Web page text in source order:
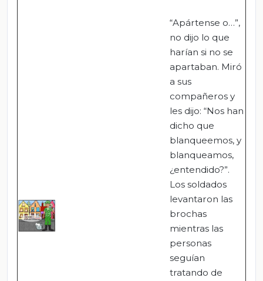
“Apártense o…”,
no dijo lo que
harían si no se
apartaban. Miró
a sus
compañeros y
les dijo: “Nos han
dicho que
blanqueemos, y
blanqueamos,
¿entendido?”.
Los soldados
levantaron las
brochas
mientras las
personas
seguían
tratando de